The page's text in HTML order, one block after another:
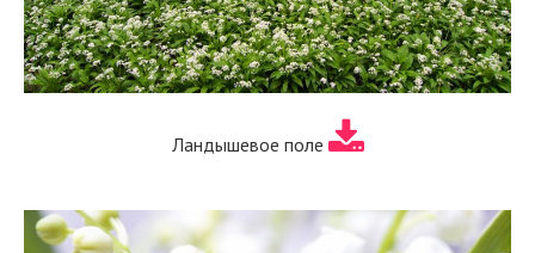
Ландышевое поле